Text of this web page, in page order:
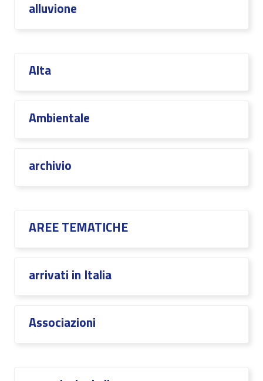
alluvione
Alta
Ambientale
archivio
AREE TEMATICHE
arrivati in Italia
Associazioni